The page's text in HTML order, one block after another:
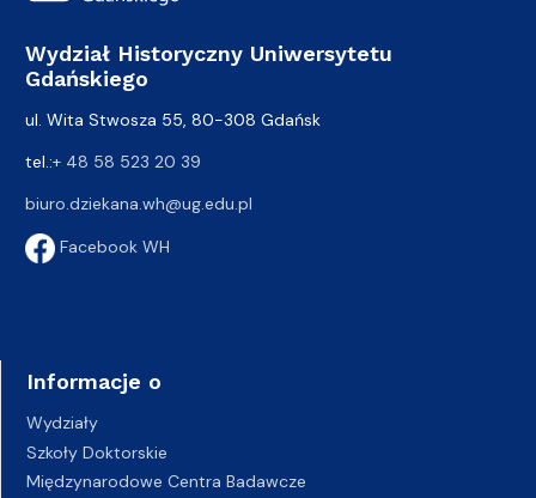
Wydział Historyczny Uniwersytetu
Gdańskiego
ul. Wita Stwosza 55, 80-308 Gdańsk
tel.:+ 48 58 523 20 39
biuro.dziekana.wh@ug.edu.pl
Facebook WH
Informacje o
Wydziały
Szkoły Doktorskie
Międzynarodowe Centra Badawcze